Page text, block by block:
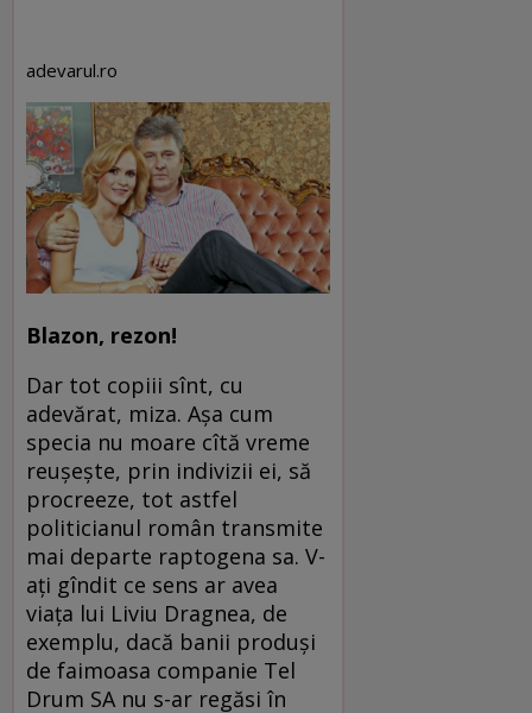
adevarul.ro
Blazon, rezon!
Dar tot copiii sînt, cu
adevărat, miza. Așa cum
specia nu moare cîtă vreme
reușește, prin indivizii ei, să
procreeze, tot astfel
politicianul român transmite
mai departe raptogena sa. V-
ați gîndit ce sens ar avea
viața lui Liviu Dragnea, de
exemplu, dacă banii produși
de faimoasa companie Tel
Drum SA nu s-ar regăsi în